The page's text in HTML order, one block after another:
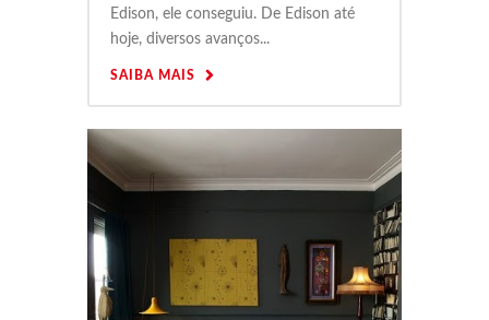
Edison, ele conseguiu. De Edison até
hoje, diversos avanços...
SAIBA MAIS